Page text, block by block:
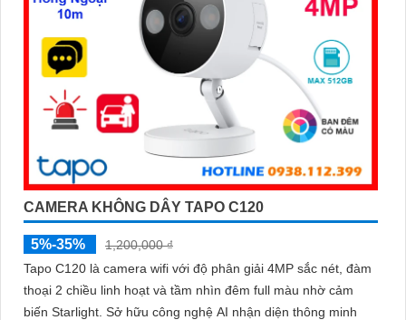
CAMERA KHÔNG DÂY TAPO C120
5%-35%
1,200,000 ₫
Tapo C120 là camera wifi với độ phân giải 4MP sắc nét, đàm
thoại 2 chiều linh hoạt và tầm nhìn đêm full màu nhờ cảm
biến Starlight. Sở hữu công nghệ AI nhận diện thông minh